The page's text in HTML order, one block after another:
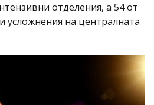
отделения, а 54 от
усложнения на централната